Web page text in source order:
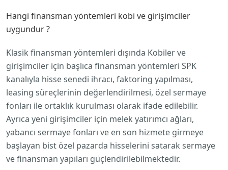
Hangi finansman yöntemleri kobi ve girişimciler
uygundur ?
Klasik finansman yöntemleri dışında Kobiler ve
girişimciler için başlıca finansman yöntemleri SPK
kanalıyla hisse senedi ihracı, faktoring yapılması,
leasing süreçlerinin değerlendirilmesi, özel sermaye
fonları ile ortaklık kurulması olarak ifade edilebilir.
Ayrıca yeni girişimciler için melek yatırımcı ağları,
yabancı sermaye fonları ve en son hizmete girmeye
başlayan bist özel pazarda hisselerini satarak sermaye
ve finansman yapıları güçlendirilebilmektedir.